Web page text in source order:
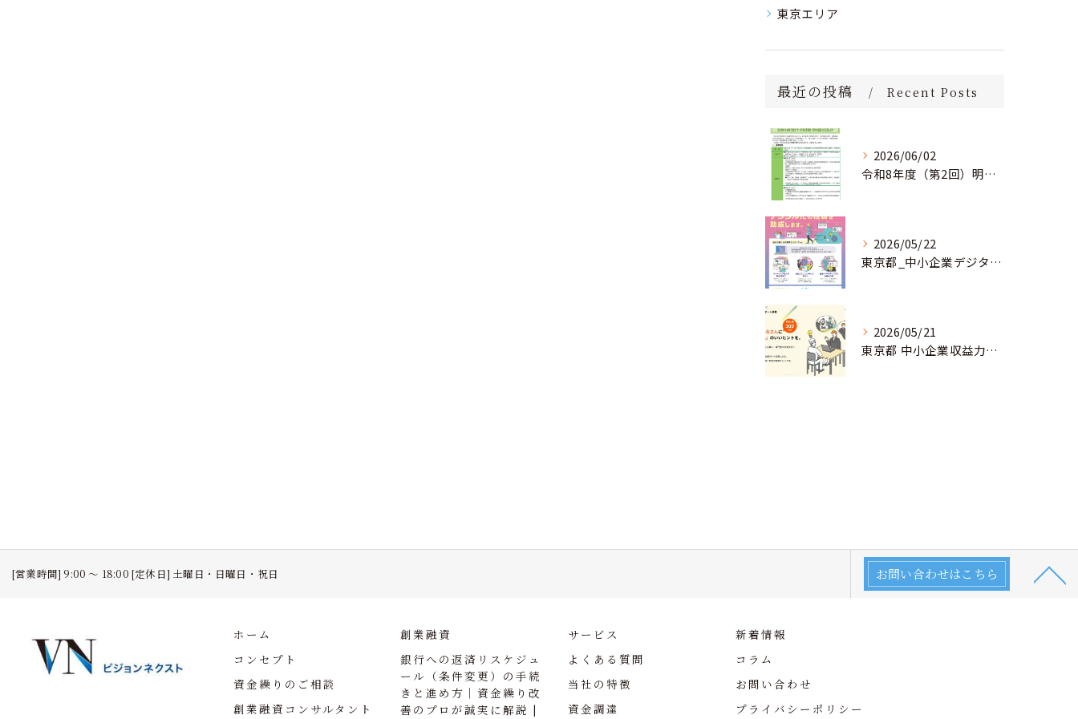
東京エリア
最近の投稿 Recent Posts
2026/06/02
令和8年度（第2回）明日にチャレンジ中小企業基盤強化事業助成金のお知らせ
2026/05/22
東京都_中小企業デジタル導入促進補助事業のお知らせ
2026/05/21
東京都 中小企業収益力強化サポート事業
[営業時間] 9:00 ～ 18:00 [定休日] 土曜日・日曜日・祝日 お問い合わせはこちら
ホーム
コンセプト
資金繰りのご相談
創業融資コンサルタント
創業融資
銀行への返済リスケジュ
ール（条件変更）の手続
きと進め方｜資金繰り改
善のプロが誠実に解説 |
サービス
よくある質問
当社の特徴
資金調達
新着情報
コラム
お問い合わせ
プライバシーポリシー